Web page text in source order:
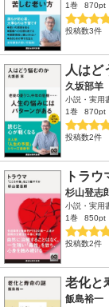
1巻
870pt
投稿数3件
人はど
久坂部羊
小説・実用
1巻
870pt
投稿数2件
トラ
杉山登志
小説・実用
1巻
850pt
投稿数2件
老化と
飯島裕一